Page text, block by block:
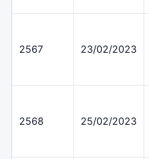
2567 23/02/2023
2568 25/02/2023